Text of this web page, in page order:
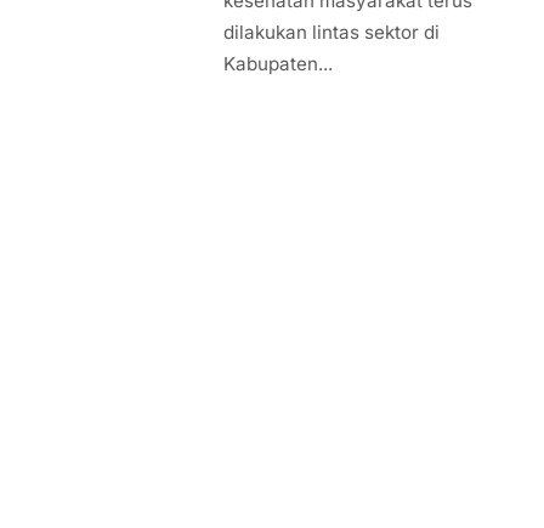
dilakukan lintas sektor di
Kabupaten...